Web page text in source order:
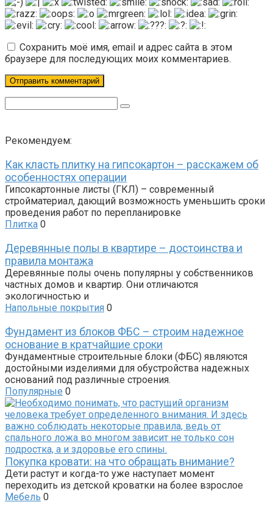
Сохранить моё имя, email и адрес сайта в этом
браузере для последующих моих комментариев.
Рекомендуем:
Как класть плитку на гипсокартон – расскажем об
особенностях операции
Гипсокартонные листы (ГКЛ) – современный
стройматериал, дающий возможность уменьшить сроки
проведения работ по перепланировке
Плитка 0
Деревянные полы в квартире – достоинства и
правила монтажа
Деревянные полы очень популярны у собственников
частных домов и квартир. Они отличаются
экологичностью и
Напольные покрытия 0
Фундамент из блоков ФБС – строим надежное
основание в кратчайшие сроки
Фундаментные строительные блоки (ФБС) являются
достойными изделиями для обустройства надежных
оснований под различные строения.
Популярные 0
Покупка кровати: на что обращать внимание?
Дети растут и когда-то уже наступает момент
переходить из детской кроватки на более взрослое
Мебель 0